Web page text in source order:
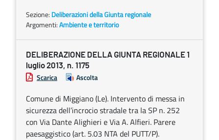
Sezione: Deliberazioni della Giunta regionale
Argomenti:Ambiente e territorio
DELIBERAZIONE DELLA GIUNTA REGIONALE 1
luglio 2013, n. 1175
Scarica Ascolta
Comune di Miggiano (Le). Intervento di messa in
sicurezza dell’incrocio stradale tra la SP n. 252
con Via Dante Alighieri e Via A. Alfieri. Parere
paesaggistico (art. 5.03 NTA del PUTT/P).